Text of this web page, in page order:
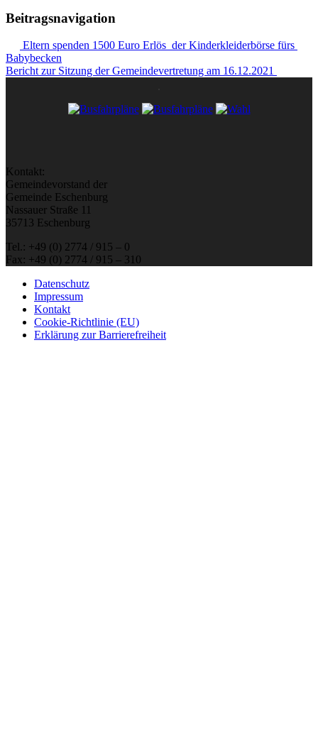
Beitragsnavigation
Eltern spenden 1500 Euro Erlös der Kinderkleiderbörse fürs
Babybecken
Bericht zur Sitzung der Gemeindevertretung am 16.12.2021
Kontakt:
Gemeindevorstand der
Gemeinde Eschenburg
Nassauer Straße 11
35713 Eschenburg
Tel.: +49 (0) 2774 / 915 – 0
Fax: +49 (0) 2774 / 915 – 310
Datenschutz
Impressum
Kontakt
Cookie-Richtlinie (EU)
Erklärung zur Barrierefreiheit